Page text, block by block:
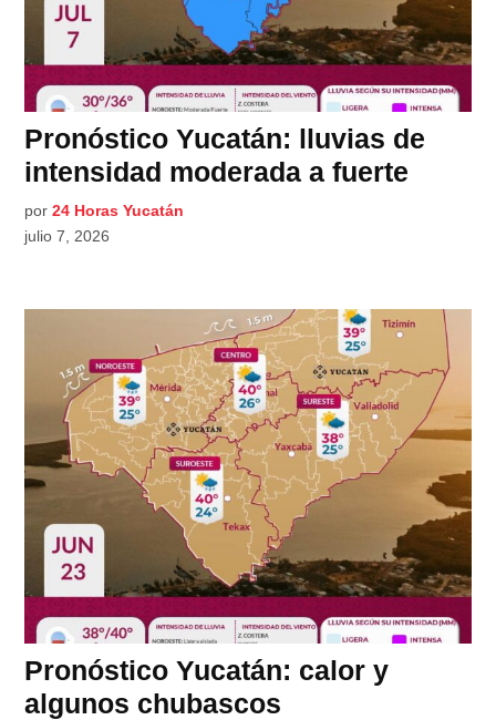
Pronóstico Yucatán: lluvias de
intensidad moderada a fuerte
por 24 Horas Yucatán
julio 7, 2026
Pronóstico Yucatán: calor y
algunos chubascos